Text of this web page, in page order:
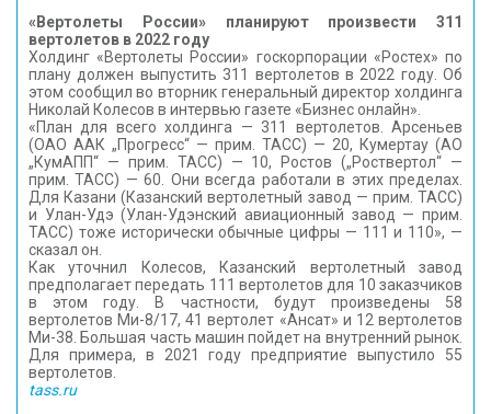
ПРЕССА
МЕДИА
КОНТАКТЫ
«Вертолеты России» планируют произвести 311
вертолетов в 2022 году
Холдинг «Вертолеты России» госкорпорации «Ростех» по
плану должен выпустить 311 вертолетов в 2022 году. Об
этом сообщил во вторник генеральный директор холдинга
Николай Колесов в интервью газете «Бизнес онлайн».
«План для всего холдинга — 311 вертолетов. Арсеньев
(ОАО ААК „Прогресс“ — прим. ТАСС) — 20, Кумертау (АО
„КумАПП“ — прим. ТАСС) — 10, Ростов („Роствертол“ —
прим. ТАСС) — 60. Они всегда работали в этих пределах.
Для Казани (Казанский вертолетный завод — прим. ТАСС)
и Улан-Удэ (Улан-Удэнский авиационный завод — прим.
ТАСС) тоже исторически обычные цифры — 111 и 110», —
сказал он.
Как уточнил Колесов, Казанский вертолетный завод
предполагает передать 111 вертолетов для 10 заказчиков
в этом году. В частности, будут произведены 58
вертолетов Ми-8/17, 41 вертолет «Ансат» и 12 вертолетов
Ми-38. Большая часть машин пойдет на внутренний рынок.
Для примера, в 2021 году предприятие выпустило 55
вертолетов.
tass.ru